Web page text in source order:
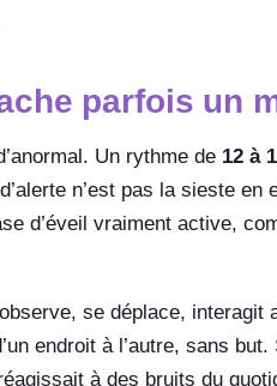
parfois un
Un rythme de 12 à
n’est pas la sieste
d’éveil vraiment active,
se déplace, interagit
endroit à l’autre, sans
à des bruits du